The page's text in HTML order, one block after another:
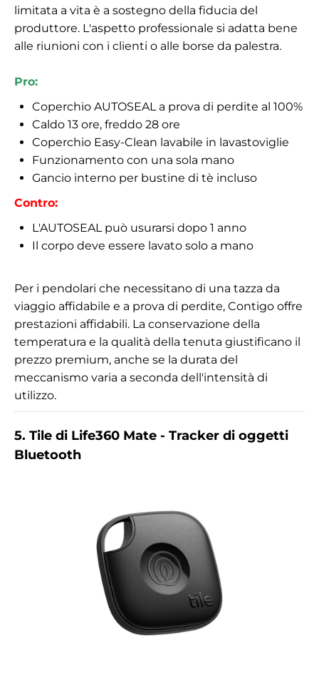
limitata a vita è a sostegno della fiducia del
produttore. L'aspetto professionale si adatta bene
alle riunioni con i clienti o alle borse da palestra.
Pro:
Coperchio AUTOSEAL a prova di perdite al 100%
Caldo 13 ore, freddo 28 ore
Coperchio Easy-Clean lavabile in lavastoviglie
Funzionamento con una sola mano
Gancio interno per bustine di tè incluso
Contro:
L'AUTOSEAL può usurarsi dopo 1 anno
Il corpo deve essere lavato solo a mano
Per i pendolari che necessitano di una tazza da
viaggio affidabile e a prova di perdite, Contigo offre
prestazioni affidabili. La conservazione della
temperatura e la qualità della tenuta giustificano il
prezzo premium, anche se la durata del
meccanismo varia a seconda dell'intensità di
utilizzo.
5. Tile di Life360 Mate - Tracker di oggetti
Bluetooth